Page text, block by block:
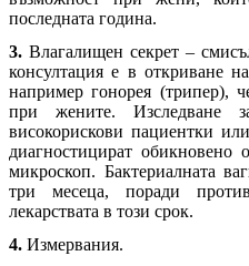
последната година.
3. Влагалищен секрет –
консултация е в откриване
например гонорея (трипер),
при жените. Изследване
високорискови пациентки
диагностицират
микроскоп. Бактериалната
три месеца, поради
лекарствата в този срок.
4. Измервания.